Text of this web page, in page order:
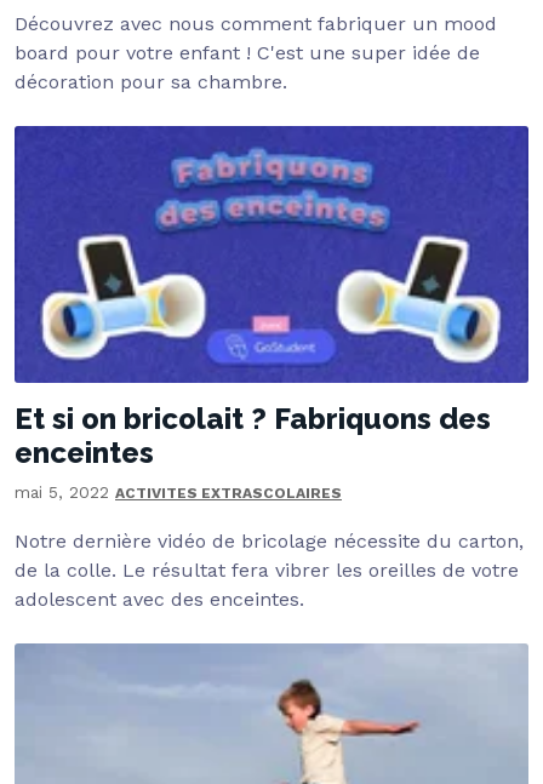
Découvrez avec nous comment fabriquer un mood
board pour votre enfant ! C'est une super idée de
décoration pour sa chambre.
Et si on bricolait ? Fabriquons des
enceintes
mai 5, 2022 ACTIVITES EXTRASCOLAIRES
Notre dernière vidéo de bricolage nécessite du carton,
de la colle. Le résultat fera vibrer les oreilles de votre
adolescent avec des enceintes.